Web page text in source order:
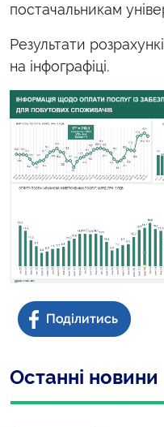
постачальникам
Результати
на інфографіці.
Останні новини